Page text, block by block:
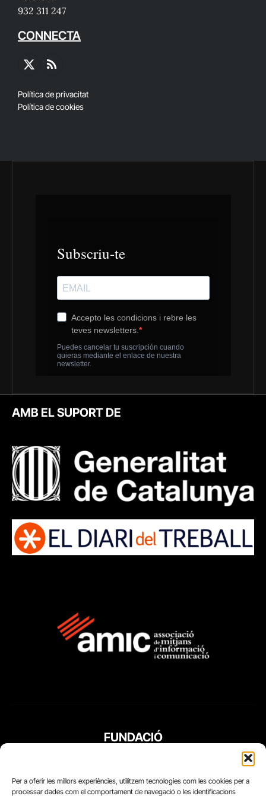
Per a oferir les millors experiències, utilitzem tecnologies com les cookies per a
processar dades com el comportament de navegació o les identificacions
932 311 247
CONNECTA
X
RSS
Política de privacitat
Política de cookies
AMB EL SUPORT DE
FUNDACIÓ